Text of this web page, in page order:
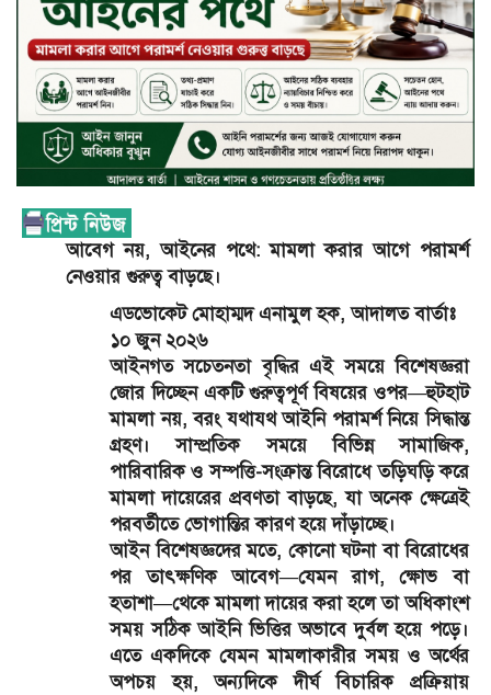
আবেগ নয়, আইনের পথে: মামলা করার আগে পরামর্শ
নেওয়ার গুরুত্ব বাড়ছে।
এডভোকেট মোহাম্মদ এনামুল হক, আদালত বার্তাঃ
১০ জুন ২০২৬
আইনগত সচেতনতা বৃদ্ধির এই সময়ে বিশেষজ্ঞরা
জোর দিচ্ছেন একটি গুরুত্বপূর্ণ বিষয়ের ওপর—হুটহাট
মামলা নয়, বরং যথাযথ আইনি পরামর্শ নিয়ে সিদ্ধান্ত
গ্রহণ। সাম্প্রতিক সময়ে বিভিন্ন সামাজিক,
পারিবারিক ও সম্পত্তি-সংক্রান্ত বিরোধে তড়িঘড়ি করে
মামলা দায়েরের প্রবণতা বাড়ছে, যা অনেক ক্ষেত্রেই
পরবর্তীতে ভোগান্তির কারণ হয়ে দাঁড়াচ্ছে।
আইন বিশেষজ্ঞদের মতে, কোনো ঘটনা বা বিরোধের
পর তাৎক্ষণিক আবেগ—যেমন রাগ, ক্ষোভ বা
হতাশা—থেকে মামলা দায়ের করা হলে তা অধিকাংশ
সময় সঠিক আইনি ভিত্তির অভাবে দুর্বল হয়ে পড়ে।
এতে একদিকে যেমন মামলাকারীর সময় ও অর্থের
অপচয় হয়, অন্যদিকে দীর্ঘ বিচারিক প্রক্রিয়ায়